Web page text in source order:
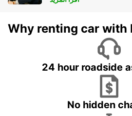
Why renting car with
24 hour roadside
No hidden